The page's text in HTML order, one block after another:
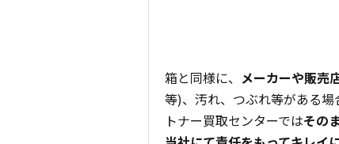
箱と同様に、 メーカーや販売
等)、汚れ、つぶれ等がある場
トナー買取センターではその